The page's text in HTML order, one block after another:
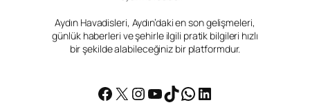
Aydın Havadisleri, Aydın’daki en son gelişmeleri,
günlük haberleri ve şehirle ilgili pratik bilgileri hızlı
bir şekilde alabileceğiniz bir platformdur.
Facebook
X Instagram
YouTube
TikTok
WhatsApp
LinkedIn